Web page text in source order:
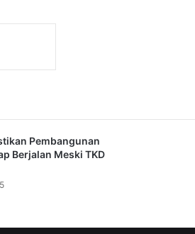
Pembangunan
Berjalan Meski TKD